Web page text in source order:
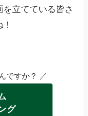
立てている皆さ
ですか？ ／
グ